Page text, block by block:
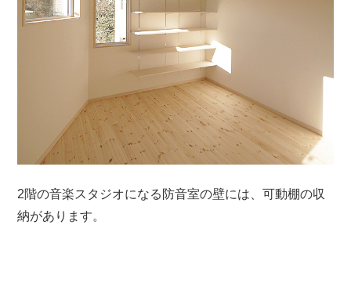
2階の音楽スタジオになる防音室の壁には、可動棚の収
納があります。